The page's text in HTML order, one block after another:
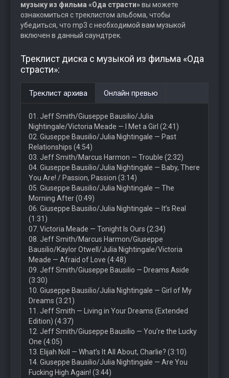
музыку из фильма «Ода страсти»вы можете
ознакомиться с треклистом альбома, чтобы
убедиться, что mp3 с необходимой вам музыкой
включен в данный саундтрек.
Треклист диска с музыкой из фильма «Ода
страсти»:
Треклист архива Онлайн превью
01. Jeff Smith/Giuseppe Bausilio/Julia
Nightingale/Victoria Meade — I Met a Girl (2:41)
02. Giuseppe Bausilio/Julia Nightingale — Past
Relationships (4:54)
03. Jeff Smith/Marcus Harmon — Trouble (2:32)
04. Giuseppe Bausilio/Julia Nightingale — Baby, There
You Are! / Passion, Passion (3:14)
05. Giuseppe Bausilio/Julia Nightingale — The
Morning After (0:49)
06. Giuseppe Bausilio/Julia Nightingale — It’s Real
(1:31)
07. Victoria Meade — Tonight Is Ours (2:34)
08. Jeff Smith/Marcus Harmon/Giuseppe
Bausilio/Kaylor Otwell/Julia Nightingale/Victoria
Meade — Afraid of Love (4:48)
09. Jeff Smith/Giuseppe Bausilio — Dreams Aside
(3:30)
10. Giuseppe Bausilio/Julia Nightingale — Girl of My
Dreams (3:21)
11. Jeff Smith — Living in Your Dreams (Extended
Edition) (4:37)
12. Jeff Smith/Giuseppe Bausilio — You’re the Lucky
One (4:05)
13. Elijah Noll — What’s It All About, Charlie? (3:10)
14. Giuseppe Bausilio/Julia Nightingale — Are You
Fucking High Again! (3:44)